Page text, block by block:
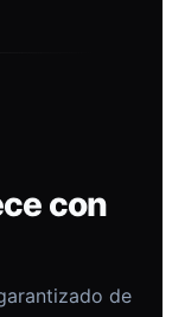
con
de